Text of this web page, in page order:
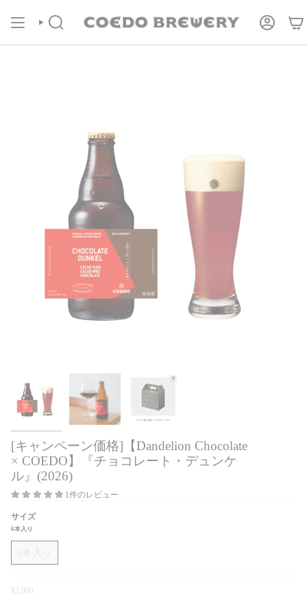
ツ
検
ア
ウ
[キャンペーン価格]【Dandelion Chocolate
× COEDO】『チョコレート・デュンケ
ル』(2026)
1件のレビュー
サイズ
6本入り
¥2,980